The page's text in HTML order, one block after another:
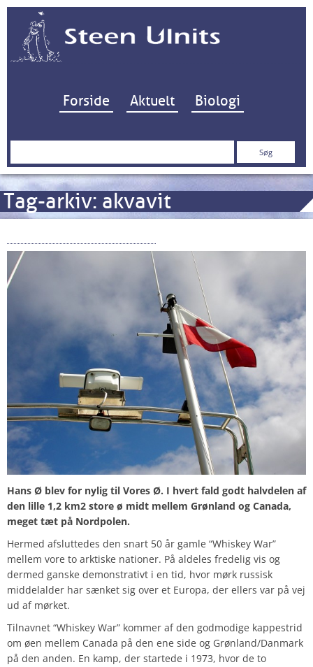
Hop til indhold
Forside Aktuelt Biologi
Søg
Tag-arkiv: akvavit
Hans Ø blev for nylig til Vores Ø. I hvert fald godt halvdelen af
den lille 1,2 km2 store ø midt mellem Grønland og Canada,
meget tæt på Nordpolen.
Hermed afsluttedes den snart 50 år gamle “Whiskey War”
mellem vore to arktiske nationer. På aldeles fredelig vis og
dermed ganske demonstrativt i en tid, hvor mørk russisk
middelalder har sænket sig over et Europa, der ellers var på vej
ud af mørket.
Tilnavnet “Whiskey War” kommer af den godmodige kappestrid
om øen mellem Canada på den ene side og Grønland/Danmark
på den anden. En kamp, der startede i 1973, hvor de to